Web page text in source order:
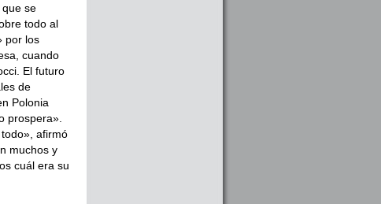
se
todo al
por los
cuando
El futuro
de
Polonia
prospera».
afirmó
muchos y
cuál era su